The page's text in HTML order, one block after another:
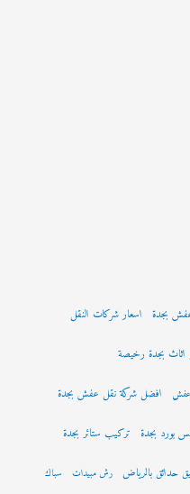
بجدة اسعار شركات النقل
بجدة رخيصة
عفش افضل شركة نقل عفش بجدة
بورد بجدة تركيب ستائر بجدة
حدائق بالرياض رش مبيدات سباك